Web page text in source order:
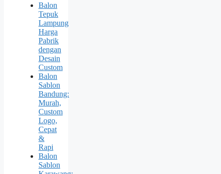
Balon
Tepuk
Lampung
Harga
Pabrik
dengan
Desain
Custom
Balon
Sablon
Bandung:
Murah,
Custom
Logo,
Cepat
&
Rapi
Balon
Sablon